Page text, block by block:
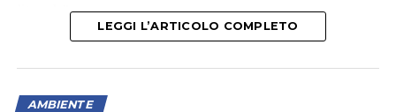
litorale”.
LEGGI L’ARTICOLO COMPLETO
AMBIENTE